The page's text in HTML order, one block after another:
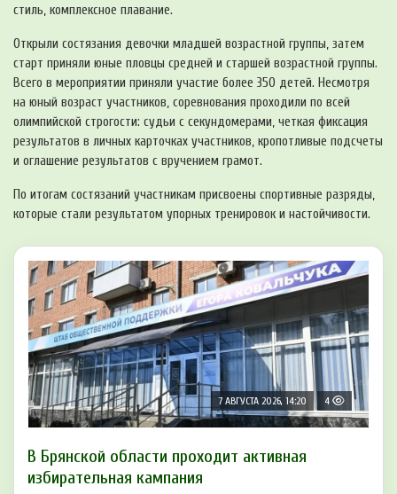
стиль, комплексное плавание.
Открыли состязания девочки младшей возрастной группы, затем
старт приняли юные пловцы средней и старшей возрастной группы.
Всего в мероприятии приняли участие более 350 детей. Несмотря
на юный возраст участников, соревнования проходили по всей
олимпийской строгости: судьи с секундомерами, четкая фиксация
результатов в личных карточках участников, кропотливые подсчеты
и оглашение результатов с вручением грамот.
По итогам состязаний участникам присвоены спортивные разряды,
которые стали результатом упорных тренировок и настойчивости.
7 АВГУСТА 2026, 14:20 4
В Брянской области проходит активная
избирательная кампания